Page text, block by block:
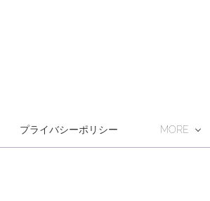
プライバシーポリシー MORE